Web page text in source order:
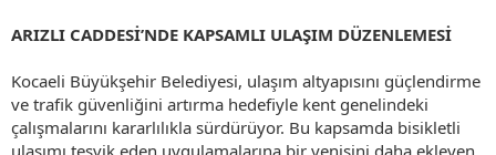
ARIZLI CADDESİ’NDE KAPSAMLI ULAŞIM DÜZENLEMESİ
Kocaeli Büyükşehir Belediyesi, ulaşım altyapısını güçlendirme
ve trafik güvenliğini artırma hedefiyle kent genelindeki
çalışmalarını kararlılıkla sürdürüyor. Bu kapsamda bisikletli
ulaşımı teşvik eden uygulamalarına bir yenisini daha ekleyen